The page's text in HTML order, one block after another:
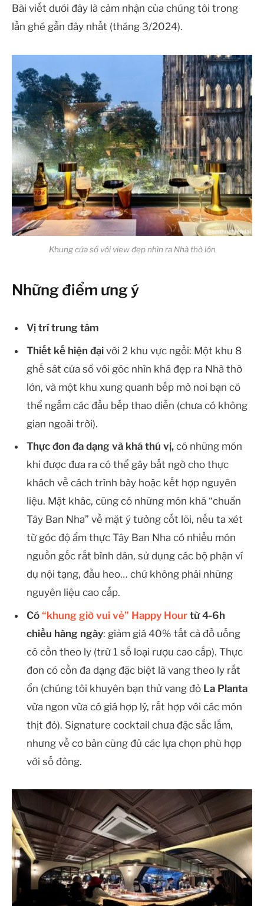
Bài viết dưới đây là cảm nhận của chúng tôi trong
lần ghé gần đây nhất (tháng 3/2024).
Khung cửa sổ với view đẹp nhìn ra Nhà thờ lớn
Những điểm ưng ý
Vị trí trung tâm
Thiết kế hiện đại với 2 khu vực ngồi: Một khu 8
ghế sát cửa sổ với góc nhìn khá đẹp ra Nhà thờ
lớn, và một khu xung quanh bếp mở nơi bạn có
thể ngắm các đầu bếp thao diễn (chưa có không
gian ngoài trời).
Thực đơn đa dạng và khá thú vị, có những món
khi được đưa ra có thể gây bất ngờ cho thực
khách về cách trình bày hoặc kết hợp nguyên
liệu. Mặt khác, cũng có những món khá “chuẩn
Tây Ban Nha” về mặt ý tưởng cốt lõi, nếu ta xét
từ góc độ ẩm thực Tây Ban Nha có nhiều món
nguồn gốc rất bình dân, sử dụng các bộ phận ví
dụ nội tạng, đầu heo… chứ không phải những
nguyên liệu cao cấp.
Có “khung giờ vui vẻ” Happy Hour từ 4-6h
chiều hàng ngày: giảm giá 40% tất cả đồ uống
có cồn theo ly (trừ 1 số loại rượu cao cấp). Thực
đơn có cồn đa dạng đặc biệt là vang theo ly rất
ổn (chúng tôi khuyên bạn thử vang đỏ La Planta
vừa ngon vừa có giá hợp lý, rất hợp với các món
thịt đỏ). Signature cocktail chưa đặc sắc lắm,
nhưng về cơ bản cũng đủ các lựa chọn phù hợp
với số đông.